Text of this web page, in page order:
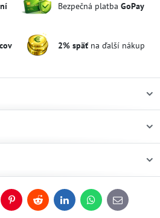
Bezpečná platba GoPay
2% späťna ďalší nákup
PinterestReddit LinkedInWhatsApp
E-
mail